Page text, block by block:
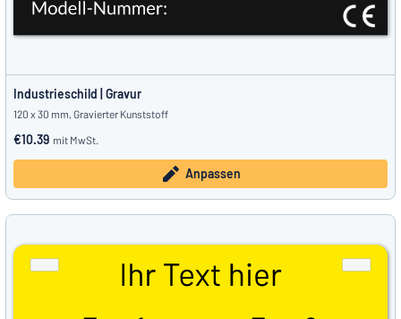
Industrieschild | Gravur
120 x 30 mm, Gravierter Kunststoff
€10.39 mit MwSt.
Anpassen